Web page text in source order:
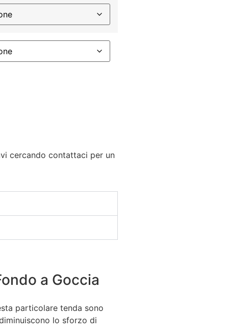
cercando contattaci per un
a Goccia
particolare tenda sono
lo sforzo di